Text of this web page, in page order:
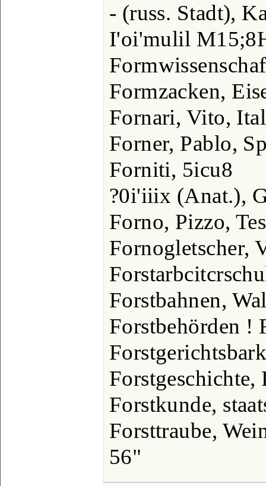
- (russ. Stadt),
I'oi'mulil
Formzacken,
Fornari, Vito,
Forner, Pablo,
Forniti, 5icu8
?0i'iiix (Anat.),
Forno, Pizzo,
Fornogletscher,
Forstbahnen,
Forstbehörden !
Forstgeschichte,
Forstkunde,
Forsttraube,
56"